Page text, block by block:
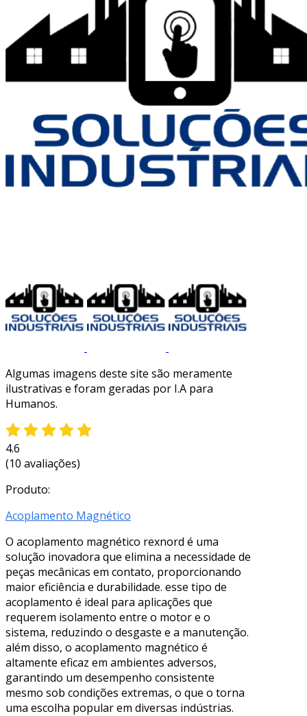
Algumas imagens deste site são meramente
ilustrativas e foram geradas por I.A para
Humanos.
4.6
(10 avaliações)
Produto:
Acoplamento Magnético
O acoplamento magnético rexnord é uma
solução inovadora que elimina a necessidade de
peças mecânicas em contato, proporcionando
maior eficiência e durabilidade. esse tipo de
acoplamento é ideal para aplicações que
requerem isolamento entre o motor e o
sistema, reduzindo o desgaste e a manutenção.
além disso, o acoplamento magnético é
altamente eficaz em ambientes adversos,
garantindo um desempenho consistente
mesmo sob condições extremas, o que o torna
uma escolha popular em diversas indústrias.